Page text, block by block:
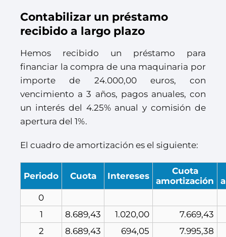
Contabilizar un préstamo
recibido a largo plazo
Hemos recibido un préstamo para
financiar la compra de una maquinaria por
importe de 24.000,00 euros, con
vencimiento a 3 años, pagos anuales, con
un interés del 4.25% anual y comisión de
apertura del 1%.
El cuadro de amortización es el siguiente:
Periodo Cuota Intereses
Cuota
amortización
0
1
8.689,43 1.020,00
7.669,43
2
8.689,43 694,05
7.995,38